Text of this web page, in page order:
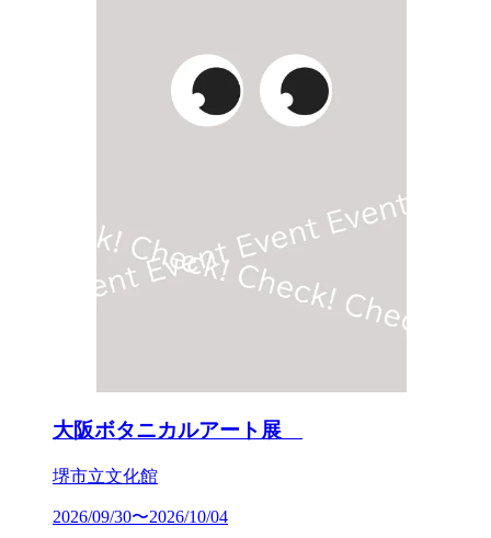
大阪ボタニカルアート展
堺市立文化館
2026/09/30〜2026/10/04